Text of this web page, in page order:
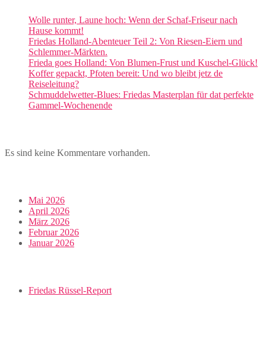
Wolle runter, Laune hoch: Wenn der Schaf-Friseur nach
Hause kommt!
Friedas Holland-Abenteuer Teil 2: Von Riesen-Eiern und
Schlemmer-Märkten.
Frieda goes Holland: Von Blumen-Frust und Kuschel-Glück!
Koffer gepackt, Pfoten bereit: Und wo bleibt jetz de
Reiseleitung?
Schmuddelwetter-Blues: Friedas Masterplan für dat perfekte
Gammel-Wochenende
Es sind keine Kommentare vorhanden.
Mai 2026
April 2026
März 2026
Februar 2026
Januar 2026
Friedas Rüssel-Report